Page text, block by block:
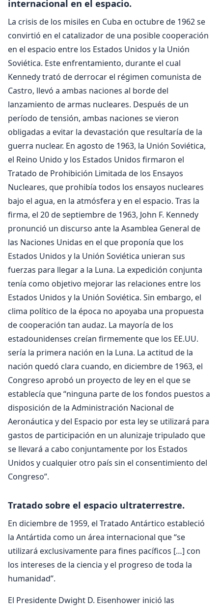
internacional en el espacio.
La crisis de los misiles en Cuba en octubre de 1962 se
convirtió en el catalizador de una posible cooperación
en el espacio entre los Estados Unidos y la Unión
Soviética. Este enfrentamiento, durante el cual
Kennedy trató de derrocar el régimen comunista de
Castro, llevó a ambas naciones al borde del
lanzamiento de armas nucleares. Después de un
período de tensión, ambas naciones se vieron
obligadas a evitar la devastación que resultaría de la
guerra nuclear. En agosto de 1963, la Unión Soviética,
el Reino Unido y los Estados Unidos firmaron el
Tratado de Prohibición Limitada de los Ensayos
Nucleares, que prohibía todos los ensayos nucleares
bajo el agua, en la atmósfera y en el espacio. Tras la
firma, el 20 de septiembre de 1963, John F. Kennedy
pronunció un discurso ante la Asamblea General de
las Naciones Unidas en el que proponía que los
Estados Unidos y la Unión Soviética unieran sus
fuerzas para llegar a la Luna. La expedición conjunta
tenía como objetivo mejorar las relaciones entre los
Estados Unidos y la Unión Soviética. Sin embargo, el
clima político de la época no apoyaba una propuesta
de cooperación tan audaz. La mayoría de los
estadounidenses creían firmemente que los EE.UU.
sería la primera nación en la Luna. La actitud de la
nación quedó clara cuando, en diciembre de 1963, el
Congreso aprobó un proyecto de ley en el que se
establecía que “ninguna parte de los fondos puestos a
disposición de la Administración Nacional de
Aeronáutica y del Espacio por esta ley se utilizará para
gastos de participación en un alunizaje tripulado que
se llevará a cabo conjuntamente por los Estados
Unidos y cualquier otro país sin el consentimiento del
Congreso”.
Tratado sobre el espacio ultraterrestre.
En diciembre de 1959, el Tratado Antártico estableció
la Antártida como un área internacional que “se
utilizará exclusivamente para fines pacíficos […] con
los intereses de la ciencia y el progreso de toda la
humanidad”.
El Presidente Dwight D. Eisenhower inició las